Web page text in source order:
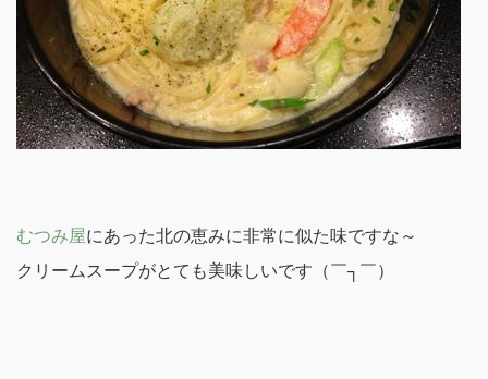
むつみ屋にあった北の恵みに非常に似た味ですな～
クリームスープがとても美味しいです（￣┐￣）